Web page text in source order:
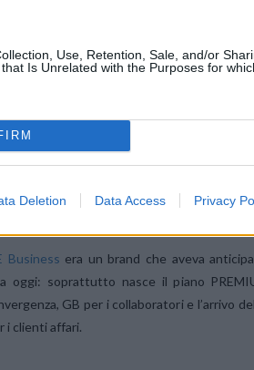
Use, Retention, Sale, and/or
Is Unrelated with the Purposes for
Deletion Data Access Privacy
di fidelity
nuovo eavrà il dominio windtre.it.
Business era un brand che aveva
oggi: soprattutto nasce il piano
GB per i collaboratori e l’arrivo
i clienti affari.